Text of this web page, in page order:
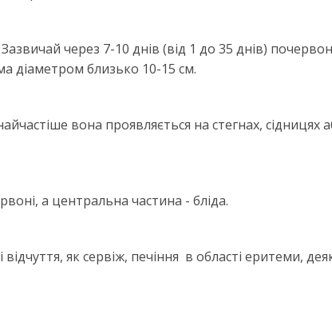
через 7-10 днів (від 1 до 35 днів)
діаметром близько 10-15 см.
вона проявляється на стегнах, сідницях
а центральна частина - бліда.
як сервіж, печіння в області еритеми,